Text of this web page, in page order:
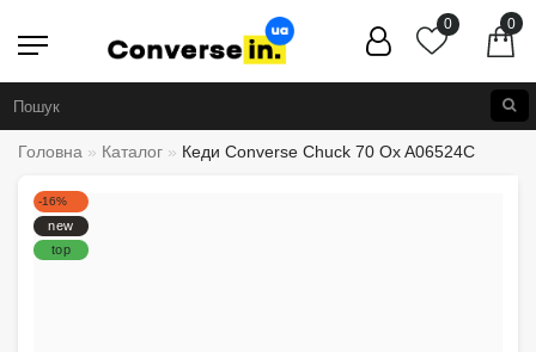
0
0
Головна Каталог Кеди Converse Chuck 70 Ox A06524C
-16%
new
top